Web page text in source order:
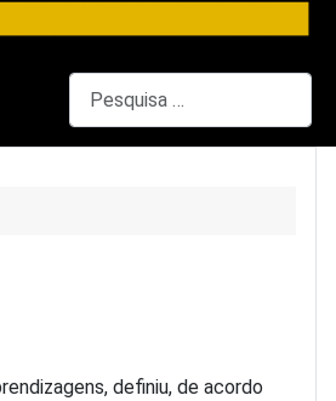
definiu, de acordo